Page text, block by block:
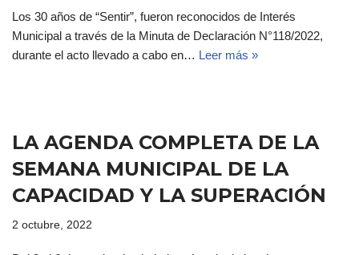
Los 30 años de “Sentir”, fueron reconocidos de Interés
Municipal a través de la Minuta de Declaración N°118/2022,
durante el acto llevado a cabo en… Leer más »
LA AGENDA COMPLETA DE LA
SEMANA MUNICIPAL DE LA
CAPACIDAD Y LA SUPERACIÓN
2 octubre, 2022